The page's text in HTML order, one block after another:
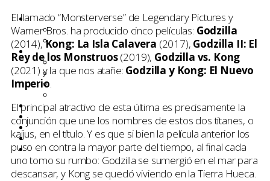
Cine
Festivales
Reseñas
Televisión
Amazon
Disney Plus
Entrevistas
Tops
Quiénes somos
Contáctanos
Buscar
El llamado “Monsterverse” de Legendary Pictures y
Warner Bros. ha producido cinco películas: Godzilla
(2014),Kong: La Isla Calavera (2017), Godzilla II: El
Rey de los Monstruos(2019), Godzilla vs. Kong
(2021) y la que nos atañe: Godzilla y Kong: El Nuevo
Imperio.
El principal atractivo de esta última es precisamente la
conjunción que une los nombres de estos dos titanes, o
kaijus, en el título. Y es que si bien la película anterior los
puso en contra la mayor parte del tiempo, al final cada
uno tomo su rumbo: Godzilla se sumergió en el mar para
descansar, y Kong se quedó viviendo en la Tierra Hueca.